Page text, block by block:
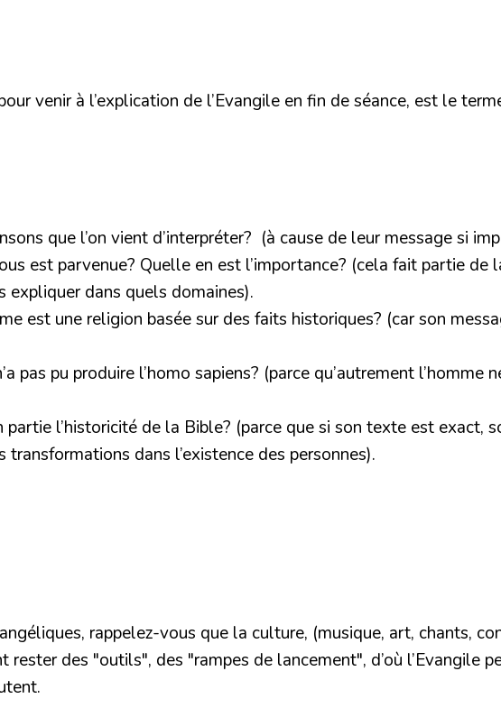
venir à l’explication de l’Evangile en fin de séance, est le
que l’on vient d’interpréter? (à cause de leur message si
est parvenue? Quelle en est l’importance? (cela fait partie
expliquer dans quels domaines).
est une religion basée sur des faits historiques? (car son
pas pu produire l’homo sapiens? (parce qu’autrement l’homme
l’historicité de la Bible? (parce que si son texte est exact,
dans l’existence des personnes).
rappelez-vous que la culture, (musique, art, chants,
des "outils", des "rampes de lancement", d’où l’Evangile